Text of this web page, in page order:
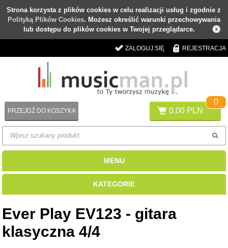
Strona korzysta z plików cookies w celu realizacji usług i zgodnie z
Polityką Plików Cookies. Możesz określić warunki przechowywania
lub dostępu do plików cookies w Twojej przeglądarce.
ZALOGUJ SIĘ REJESTRACJA
0,00 PLN
0
PRZEJDŹ DO KOSZYKA
MENU
KATEGORIE
Ever Play EV123 - gitara
klasyczna 4/4